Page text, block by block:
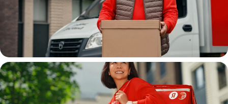
Водитель
грузовой машины